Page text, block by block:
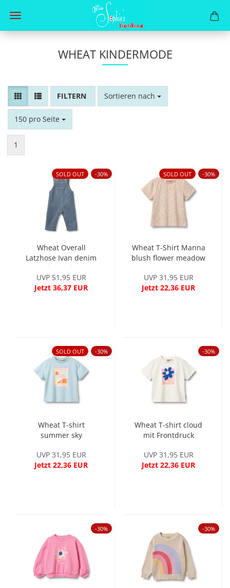
WHEAT KINDERMODE
FILTERSortieren nach
Sortieren nach
150 pro Seite
pro Seite
1
SOLD OUT -30%
Wheat Overall
Latzhose Ivan denim
stripe Unisex
UVP 51,95 EUR
Jetzt 36,37 EUR
SOLD OUT -30%
Wheat T-Shirt Manna
blush flower meadow
UVP 31,95 EUR
Jetzt 22,36 EUR
SOLD OUT -30%
Wheat T-shirt
summer sky
UVP 31,95 EUR
Jetzt 22,36 EUR
-30%
Wheat T-shirt cloud
mit Frontdruck
UVP 31,95 EUR
Jetzt 22,36 EUR
-30% -30%